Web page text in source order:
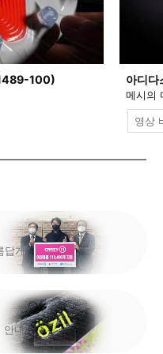
100) 아디
메시의
영상
답게"
안내"